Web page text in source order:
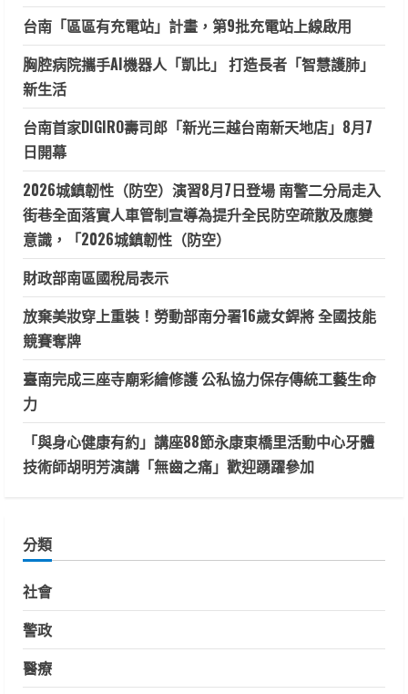
台南「區區有充電站」計畫，第9批充電站上線啟用
胸腔病院攜手AI機器人「凱比」 打造長者「智慧護肺」
新生活
台南首家DIGIRO壽司郎「新光三越台南新天地店」8月7
日開幕
2026城鎮韌性（防空）演習8月7日登場 南警二分局走入
街巷全面落實人車管制宣導為提升全民防空疏散及應變
意識，「2026城鎮韌性（防空）
財政部南區國稅局表示
放棄美妝穿上重裝！勞動部南分署16歲女銲將 全國技能
競賽奪牌
臺南完成三座寺廟彩繪修護 公私協力保存傳統工藝生命
力
「與身心健康有約」講座88節永康東橋里活動中心牙體
技術師胡明芳演講「無齒之痛」歡迎踴躍參加
分類
社會
警政
醫療